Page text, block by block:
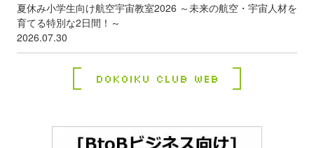
夏休み小学生向け航空宇宙教室2026 ～未来の航空・宇宙人材を
育てる特別な2日間！～
2026.07.30
Dokoiku Club Web